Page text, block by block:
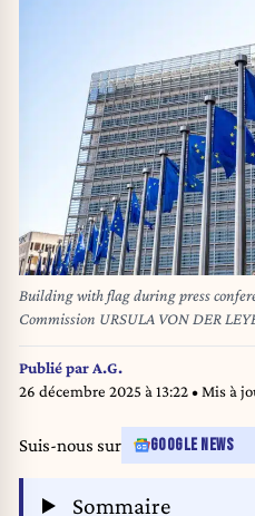
Building with flag during press
Commission URSULA VON DER
Federal Republic of Germany
their meeting in the Berlaymont the
Commission an institution of the
de la Presidente de la Commission
LEYEN et du Chancelier federal d
Merz suite a leur rencontre au
Europeenne institution de l Union
Publié par A.G.
26 décembre 2025 à 13:22• Mis à
Suis-nous sur GOOGLE NEWS
Sommaire